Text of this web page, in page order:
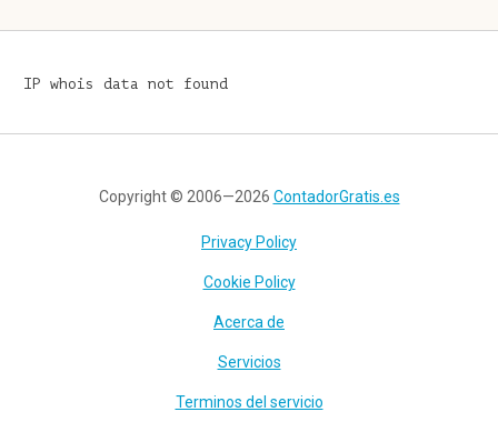
IP whois data not found
Copyright © 2006—2026 ContadorGratis.es
Privacy Policy
Cookie Policy
Acerca de
Servicios
Terminos del servicio